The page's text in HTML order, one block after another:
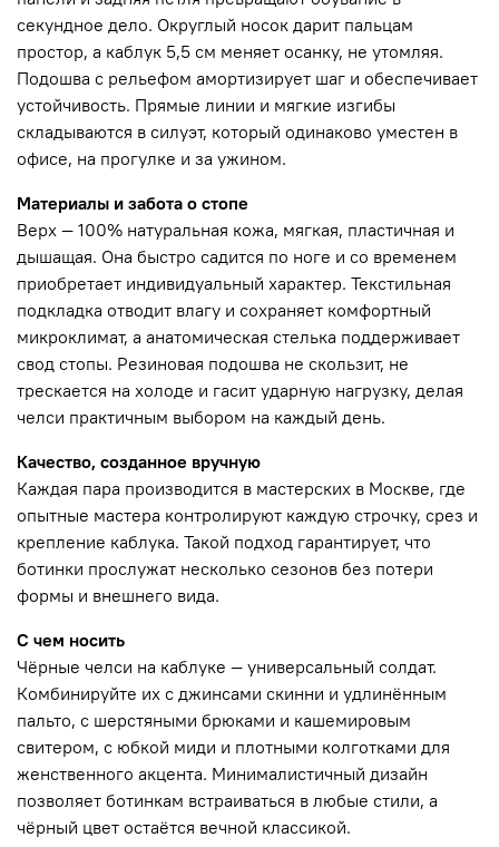
секундное дело. Округлый носок дарит пальцам
простор, а каблук 5,5 см меняет осанку, не утомляя.
Подошва с рельефом амортизирует шаг и обеспечивает
устойчивость. Прямые линии и мягкие изгибы
складываются в силуэт, который одинаково уместен в
офисе, на прогулке и за ужином.
Материалы и забота о стопе
Верх — 100% натуральная кожа, мягкая, пластичная и
дышащая. Она быстро садится по ноге и со временем
приобретает индивидуальный характер. Текстильная
подкладка отводит влагу и сохраняет комфортный
микроклимат, а анатомическая стелька поддерживает
свод стопы. Резиновая подошва не скользит, не
трескается на холоде и гасит ударную нагрузку, делая
челси практичным выбором на каждый день.
Качество, созданное вручную
Каждая пара производится в мастерских в Москве, где
опытные мастера контролируют каждую строчку, срез и
крепление каблука. Такой подход гарантирует, что
ботинки прослужат несколько сезонов без потери
формы и внешнего вида.
С чем носить
Чёрные челси на каблуке — универсальный солдат.
Комбинируйте их с джинсами скинни и удлинённым
пальто, с шерстяными брюками и кашемировым
свитером, с юбкой миди и плотными колготками для
женственного акцента. Минималистичный дизайн
позволяет ботинкам встраиваться в любые стили, а
чёрный цвет остаётся вечной классикой.